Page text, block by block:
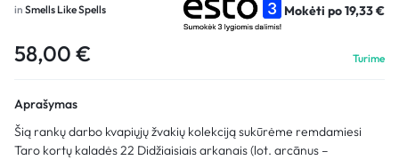
in Smells Like Spells Mokėti po19,33€
58,00 € Turime
Aprašymas
Šią rankų darbo kvapiųjų žvakių kolekciją sukūrėme remdamiesi
Taro kortų kaladės 22 Didžiaisiais arkanais (lot. arcānus –